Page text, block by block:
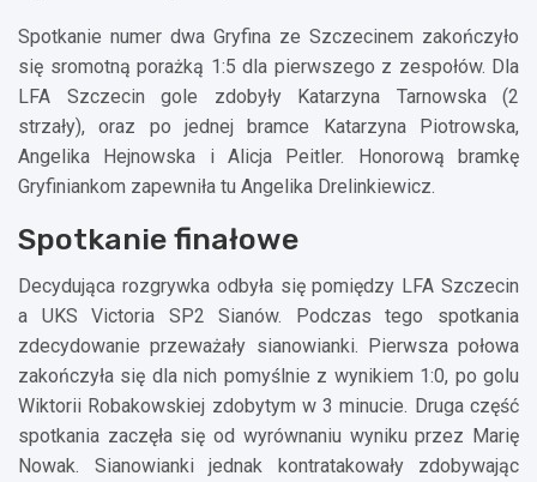
Spotkanie numer dwa Gryfina ze Szczecinem zakończyło
się sromotną porażką 1:5 dla pierwszego z zespołów. Dla
LFA Szczecin gole zdobyły Katarzyna Tarnowska (2
strzały), oraz po jednej bramce Katarzyna Piotrowska,
Angelika Hejnowska i Alicja Peitler. Honorową bramkę
Gryfiniankom zapewniła tu Angelika Drelinkiewicz.
Spotkanie finałowe
Decydująca rozgrywka odbyła się pomiędzy LFA Szczecin
a UKS Victoria SP2 Sianów. Podczas tego spotkania
zdecydowanie przeważały sianowianki. Pierwsza połowa
zakończyła się dla nich pomyślnie z wynikiem 1:0, po golu
Wiktorii Robakowskiej zdobytym w 3 minucie. Druga część
spotkania zaczęła się od wyrównaniu wyniku przez Marię
Nowak. Sianowianki jednak kontratakowały zdobywając